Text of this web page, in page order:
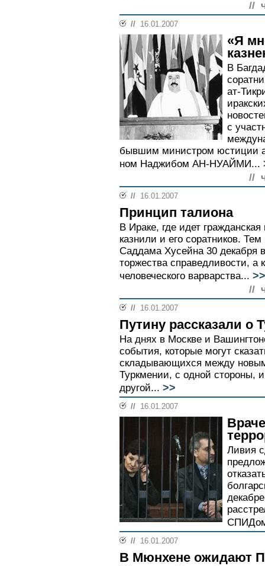
//
// 16.01.2007
«Я
В
ат-
с
бывшим министром юстиции
ном Наджибом АН-НУАЙМИ...
//
// 16.01.2007
Принцип талиона
В Ираке, где идет
казнили и его соратников.
Саддама Хусейна 30 декабря
торжества справедливости, а
человеческого варварства... >>
//
// 16.01.2007
Путину рассказали о
На днях в Москве и
события, которые могут
складывающихся между
Туркмении, с одной
другой... >>
// 16.01.2007
Ливия
// 16.01.2007
В Мюнхене ожидают